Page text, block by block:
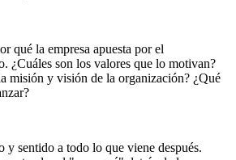
qué la empresa apuesta por el
¿Cuáles son los valores que lo motivan?
misión y visión de la organización? ¿Qué
y sentido a todo lo que viene después.